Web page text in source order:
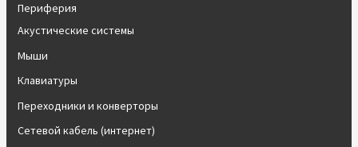
Периферия
Акустические системы
Мыши
Клавиатуры
Переходники и конверторы
Сетевой кабель (интернет)